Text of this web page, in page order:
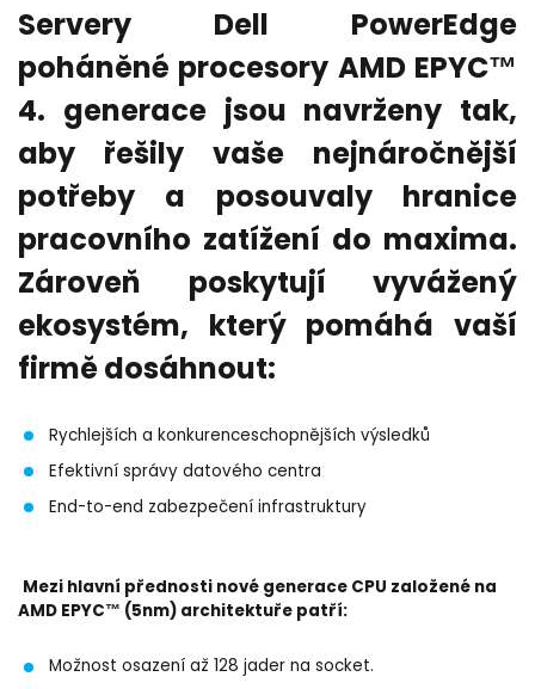
Servery Dell PowerEdge
poháněné procesory AMD EPYC™
4. generacejsou navrženy tak,
aby řešily vaše nejnáročnější
potřeby a posouvaly hranice
pracovního zatížení do maxima.
Zároveň poskytují vyvážený
ekosystém, který pomáhá vaší
firmě dosáhnout:
Rychlejších a konkurenceschopnějších výsledků
Efektivní správy datového centra
End-to-end zabezpečení infrastruktury
Mezi hlavní přednosti nové generace CPU založené na
AMD EPYC™ (5nm) architektuře patří:
Možnost osazení až 128 jader na socket.